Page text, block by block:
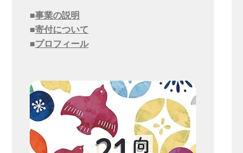
■事業の説明
■寄付について
■プロフィール